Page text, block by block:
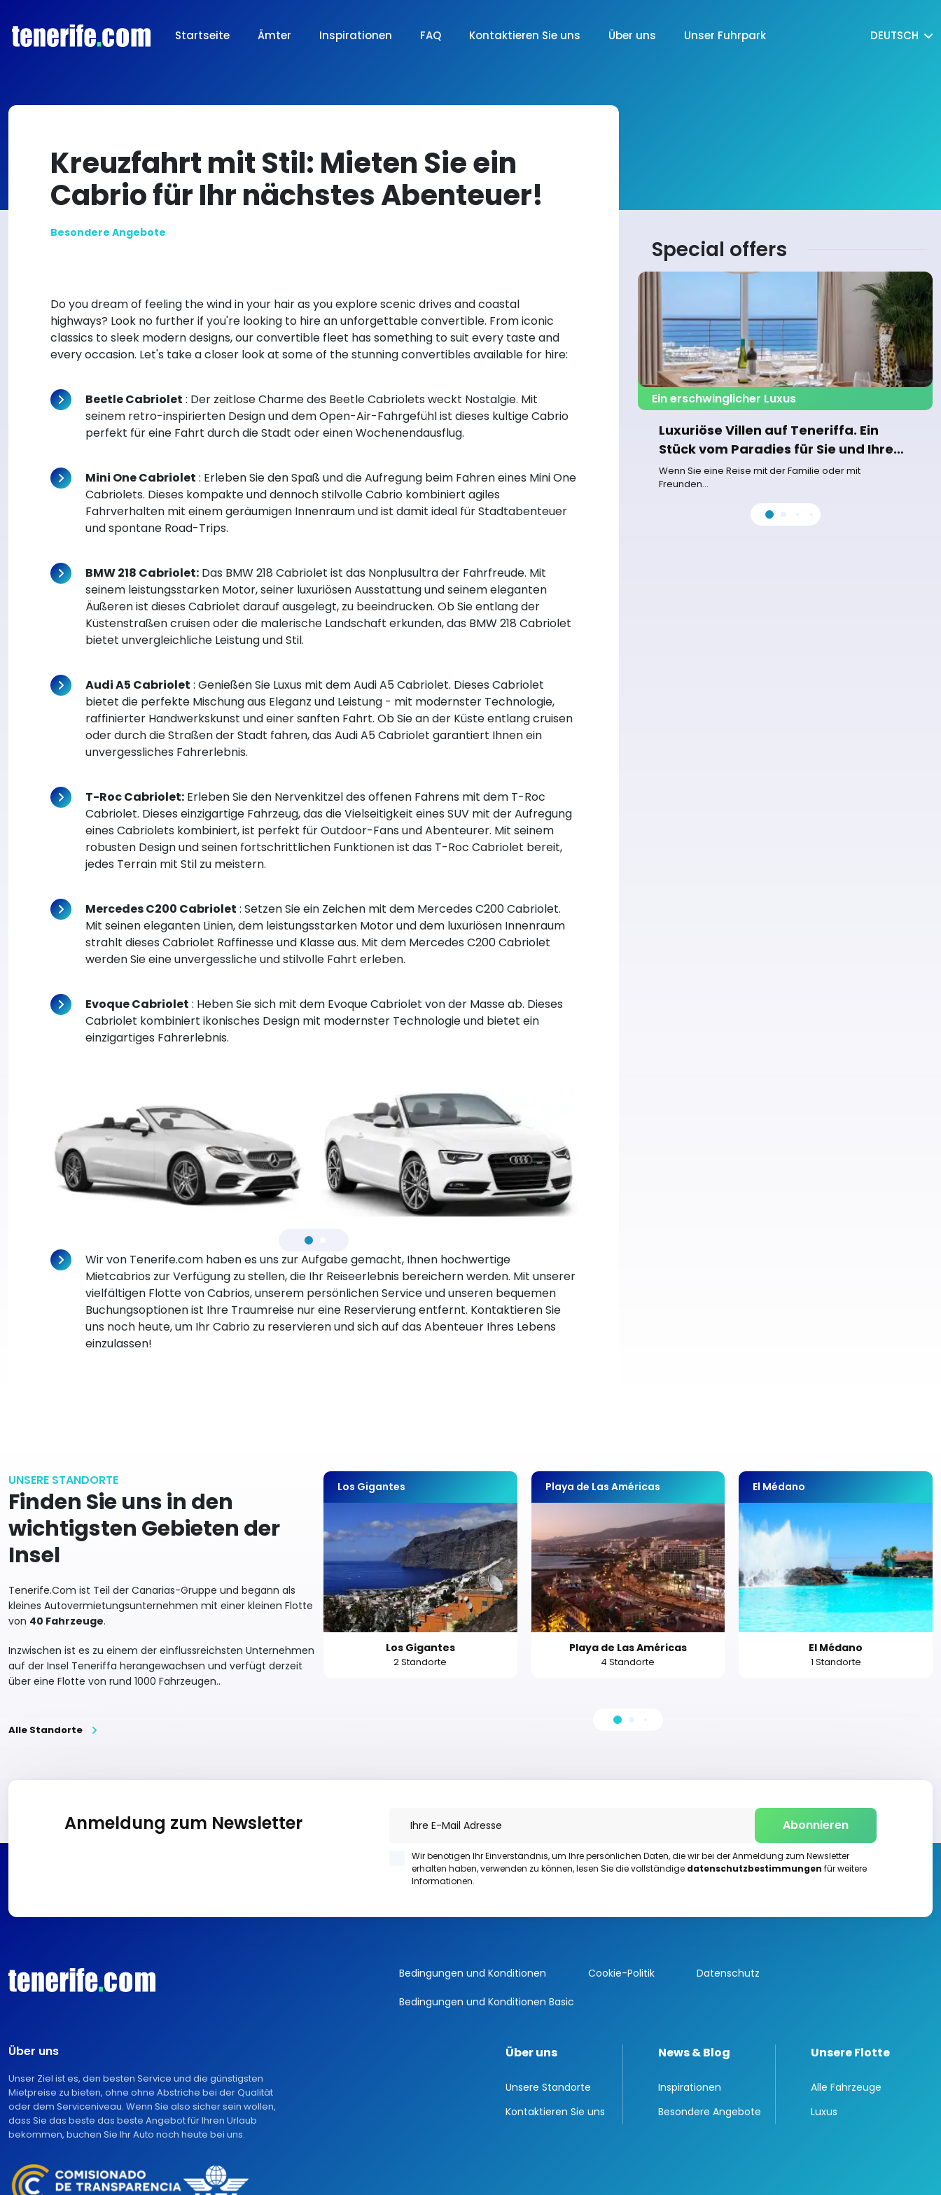
Startseite Ämter Inspirationen FAQ Kontaktieren Sie uns Über uns Unser Fuhrpark DEUTSCH
Kreuzfahrt mit Stil: Mieten Sie ein
Cabrio für Ihr nächstes Abenteuer!
Besondere Angebote
Do you dream of feeling the wind in your hair as you explore scenic drives and coastal
highways? Look no further if you're looking to hire an unforgettable convertible. From iconic
classics to sleek modern designs, our convertible fleet has something to suit every taste and
every occasion. Let's take a closer look at some of the stunning convertibles available for hire:
Beetle Cabriolet : Der zeitlose Charme des Beetle Cabriolets weckt Nostalgie. Mit
seinem retro-inspirierten Design und dem Open-Air-Fahrgefühl ist dieses kultige Cabrio
perfekt für eine Fahrt durch die Stadt oder einen Wochenendausflug.
Mini One Cabriolet : Erleben Sie den Spaß und die Aufregung beim Fahren eines Mini One
Cabriolets. Dieses kompakte und dennoch stilvolle Cabrio kombiniert agiles
Fahrverhalten mit einem geräumigen Innenraum und ist damit ideal für Stadtabenteuer
und spontane Road-Trips.
BMW 218 Cabriolet: Das BMW 218 Cabriolet ist das Nonplusultra der Fahrfreude. Mit
seinem leistungsstarken Motor, seiner luxuriösen Ausstattung und seinem eleganten
Äußeren ist dieses Cabriolet darauf ausgelegt, zu beeindrucken. Ob Sie entlang der
Küstenstraßen cruisen oder die malerische Landschaft erkunden, das BMW 218 Cabriolet
bietet unvergleichliche Leistung und Stil.
Audi A5 Cabriolet : Genießen Sie Luxus mit dem Audi A5 Cabriolet. Dieses Cabriolet
bietet die perfekte Mischung aus Eleganz und Leistung - mit modernster Technologie,
raffinierter Handwerkskunst und einer sanften Fahrt. Ob Sie an der Küste entlang cruisen
oder durch die Straßen der Stadt fahren, das Audi A5 Cabriolet garantiert Ihnen ein
unvergessliches Fahrerlebnis.
T-Roc Cabriolet: Erleben Sie den Nervenkitzel des offenen Fahrens mit dem T-Roc
Cabriolet. Dieses einzigartige Fahrzeug, das die Vielseitigkeit eines SUV mit der Aufregung
eines Cabriolets kombiniert, ist perfekt für Outdoor-Fans und Abenteurer. Mit seinem
robusten Design und seinen fortschrittlichen Funktionen ist das T-Roc Cabriolet bereit,
jedes Terrain mit Stil zu meistern.
Mercedes C200 Cabriolet : Setzen Sie ein Zeichen mit dem Mercedes C200 Cabriolet.
Mit seinen eleganten Linien, dem leistungsstarken Motor und dem luxuriösen Innenraum
strahlt dieses Cabriolet Raffinesse und Klasse aus. Mit dem Mercedes C200 Cabriolet
werden Sie eine unvergessliche und stilvolle Fahrt erleben.
Evoque Cabriolet : Heben Sie sich mit dem Evoque Cabriolet von der Masse ab. Dieses
Cabriolet kombiniert ikonisches Design mit modernster Technologie und bietet ein
einzigartiges Fahrerlebnis.
Wir von Tenerife.com haben es uns zur Aufgabe gemacht, Ihnen hochwertige
Mietcabrios zur Verfügung zu stellen, die Ihr Reiseerlebnis bereichern werden. Mit unserer
vielfältigen Flotte von Cabrios, unserem persönlichen Service und unseren bequemen
Buchungsoptionen ist Ihre Traumreise nur eine Reservierung entfernt. Kontaktieren Sie
uns noch heute, um Ihr Cabrio zu reservieren und sich auf das Abenteuer Ihres Lebens
einzulassen!
Special offers
Ein erschwinglicher Luxus
Luxuriöse Villen auf Teneriffa. Ein
Stück vom Paradies für Sie und Ihre
Familie
Wenn Sie eine Reise mit der Familie oder mit
Freunden...
UNSERE STANDORTE
Finden Sie uns in den
wichtigsten Gebieten der
Insel
Tenerife.Com ist Teil der Canarias-Gruppe und begann als
kleines Autovermietungsunternehmen mit einer kleinen Flotte
von 40 Fahrzeuge.
Inzwischen ist es zu einem der einflussreichsten Unternehmen
auf der Insel Teneriffa herangewachsen und verfügt derzeit
über eine Flotte von rund 1000 Fahrzeugen..
Alle Standorte
Los Gigantes
Los Gigantes
2 Standorte
Playa de Las Américas
Playa de Las Américas
4 Standorte
El Médano
El Médano
1 Standorte
Anmeldung zum Newsletter Abonnieren
Wir benötigen Ihr Einverständnis, um Ihre persönlichen Daten, die wir bei der Anmeldung zum Newsletter
erhalten haben, verwenden zu können, lesen Sie die vollständige datenschutzbestimmungen für weitere
Informationen.
Bedingungen und Konditionen Cookie-Politik Datenschutz
Bedingungen und Konditionen Basic
Über uns
Unser Ziel ist es, den besten Service und die günstigsten
Mietpreise zu bieten, ohne ohne Abstriche bei der Qualität
oder dem Serviceniveau. Wenn Sie also sicher sein wollen,
dass Sie das beste das beste Angebot für Ihren Urlaub
bekommen, buchen Sie Ihr Auto noch heute bei uns.
Über uns
Unsere Standorte
Kontaktieren Sie uns
News & Blog
Inspirationen
Besondere Angebote
Unsere Flotte
Alle Fahrzeuge
Luxus